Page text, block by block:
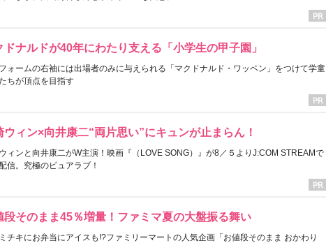
ドナルドが40年にわたり支える「小学生の甲子園」
ォームの右袖には出場者のみに与えられる「マクドナルド・ワッペン」をつけて学童
ちが頂点を目指す
ウィン×向井康二“両片思い”にキュンが止まらん！
ィンと向井康二がW主演！映画『（LOVE SONG）』が8／５よりJ:COM STREAMで
信。究極のピュアラブ！
段そのまま45％増量！ファミマ夏の大盤振る舞い
チキにお弁当にアイスも!?ファミリーマートの人気企画「お値段そのまま おかわり